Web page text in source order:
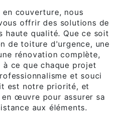
couverture, nous
offrir des solutions de
haute qualité. Que ce soit
de toiture d'urgence, une
rénovation complète,
ce que chaque projet
et souci
est notre priorité, et
œuvre pour assurer sa
aux éléments.